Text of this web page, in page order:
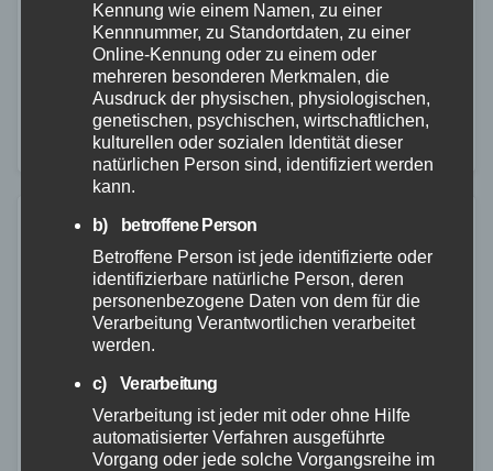
Die Schülerinnen und Schüler der Klasse
"Polizeidienst und Verwaltung" der Höheren
Berufsfachschule (HBFS) Bad Kreuznach besuchten
mit großem Interesse den Polizeicampus Hahn. Ist es
doch ihr großes Ziel, nach der…
Kennung wie einem Namen, zu einer
Kennnummer, zu Standortdaten, zu einer
Online-Kennung oder zu einem oder
mehreren besonderen Merkmalen, die
Ausdruck der physischen, physiologischen,
genetischen, psychischen, wirtschaftlichen,
kulturellen oder sozialen Identität dieser
natürlichen Person sind, identifiziert werden
kann.
b) betroffene Person
Betroffene Person ist jede identifizierte oder
identifizierbare natürliche Person, deren
personenbezogene Daten von dem für die
Verarbeitung Verantwortlichen verarbeitet
werden.
c) Verarbeitung
Verarbeitung ist jeder mit oder ohne Hilfe
automatisierter Verfahren ausgeführte
Vorgang oder jede solche Vorgangsreihe im